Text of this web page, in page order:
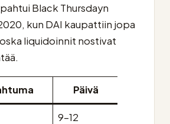
Black Thursdayn
kun DAI kaupattiin jopa
liquidoinnit nostivat
Päivä
9–12